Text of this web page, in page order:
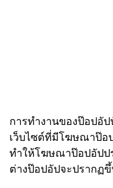
การทำงานของป๊อปอั
เว็บไซต์ที่มีโฆษณาป๊อ
ทำให้โฆษณาป๊อปอัปป
ต่างป๊อปอัปจะปรากฏ